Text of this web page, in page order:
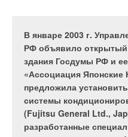
В январе 2003 г.
РФ объявило открытый
здания Госдумы РФ и
«Ассоциация
предложила
системы
(Fujitsu General Ltd.,
разработанные
комфортного
Огромное количество
поддержание
приточного воздуха,
охлаждение, а
непродолжительное
заменяется свежим.
энергии на подготовку
мере, двумя факторами:
При этом
предполагает
энергии и
полной мере относится
зданий.
В настоящее время
используемой для